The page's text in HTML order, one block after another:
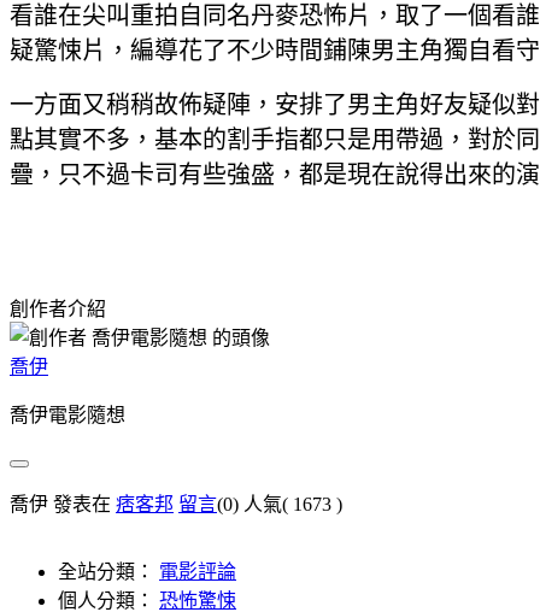
看誰在尖叫重拍自同名丹麥恐怖片，取了一個看
疑驚悚片，編導花了不少時間鋪陳男主角獨自看
一方面又稍稍故佈疑陣，安排了男主角好友疑似
點其實不多，基本的割手指都只是用帶過，對於
疊，只不過卡司有些強盛，都是現在說得出來的
創作者介紹
喬伊
喬伊電影隨想
喬伊 發表在 痞客邦 留言(0) 人氣( 1673 )
全站分類： 電影評論
個人分類： 恐怖驚悚